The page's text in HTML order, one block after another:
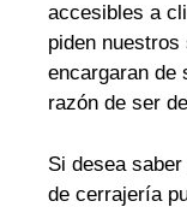
accesibles a
piden
encargaran de
razón de ser
Si desea
de cerrajería